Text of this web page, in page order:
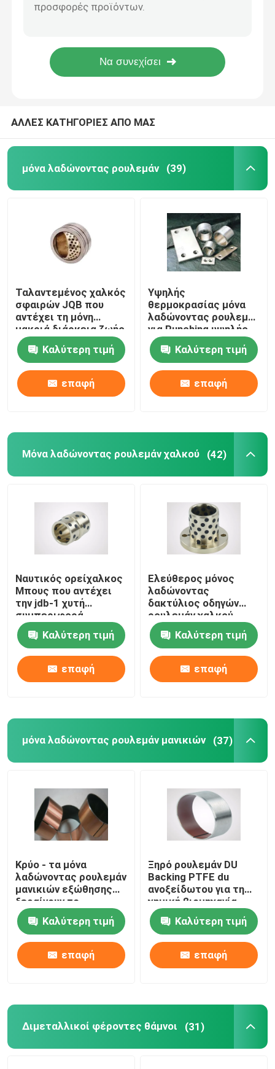
DX ρουλεμάν
Τυλιγμένα ρουλεμάν χαλκού
Στερεοί δακτύλιοι χαλκού
Μόνο λαδώνοντας πλυντήριο ώθησης
Μόνα πιάτα ένδυσης λιπαντικού ελαίου
βαλμένο φλάντζα σαφές ρουλεμάν
Σαφές ρουλεμάν μεταλλουργίας σκονών
τμήματα αμορτισέρ
Μέρη αντλιών εργαλείων
ΑΛΛΕΣ ΚΑΤΗΓΟΡΙΕΣ ΑΠΟ ΜΑΣ
μόνα λαδώνοντας ρουλεμάν (39)
Ταλαντεμένος χαλκός
σφαιρών JQB που
αντέχει τη μόνη
μακριά διάρκεια ζωής
λίπανσης
Καλύτερη τιμή
επαφή
Υψηλής
θερμοκρασίας μόνα
λαδώνοντας ρουλεμάν
για Punching υψηλής
ταχύτητας
Καλύτερη τιμή
επαφή
Μόνα λαδώνοντας ρουλεμάν χαλκού (42)
Ναυτικός ορείχαλκος
Μπους που αντέχει
την jdb-1 χυτή
συμπεριφορά
ορείχαλκου με υψηλό
εκτατόΚαλύτερη τιμή
επαφή
Ελεύθερος μόνος
λαδώνοντας
δακτύλιος οδηγών
ρουλεμάν χαλκού
πετρελαίου με τη
γυαλισμένη επιφάνεια
Καλύτερη τιμή
επαφή
μόνα λαδώνοντας ρουλεμάν μανικιών (37)
Κρύο - τα μόνα
λαδώνοντας ρουλεμάν
μανικιών εξώθησης
ξεραίνουν το
δακτύλιο sf-1P
μανικιώνΚαλύτερη τιμή
επαφή
Ξηρό ρουλεμάν DU
Backing PTFE du
ανοξείδωτου για τη
χημική βιομηχανία
Καλύτερη τιμή
επαφή
Διμεταλλικοί φέροντες θάμνοι (31)